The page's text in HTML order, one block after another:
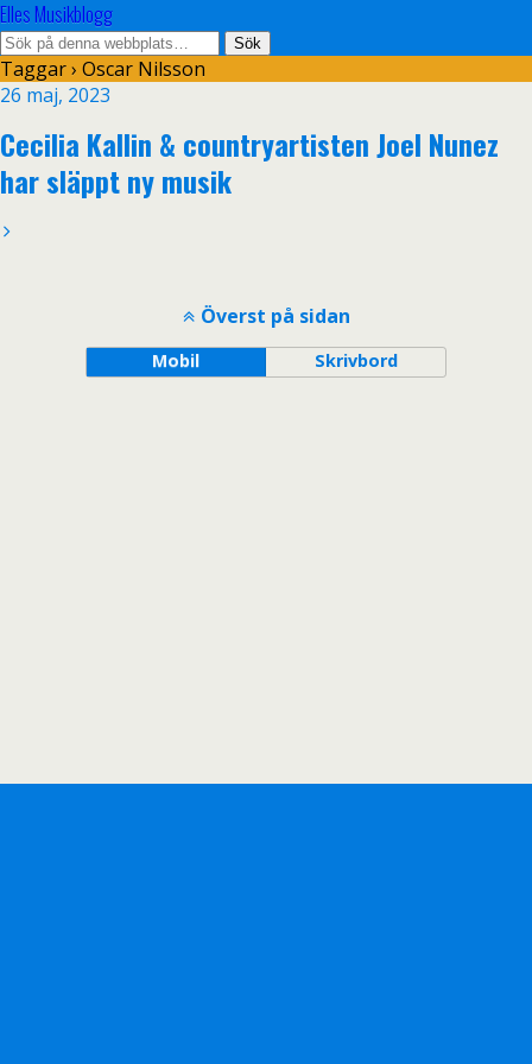
Elles Musikblogg
Taggar › Oscar Nilsson
26 maj, 2023
Cecilia Kallin & countryartisten Joel Nunez
har släppt ny musik
Överst på sidan
Mobil Skrivbord